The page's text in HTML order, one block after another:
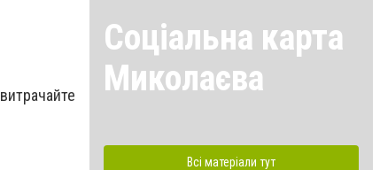
Соціальна карта
Миколаєва
Всі матеріали тут